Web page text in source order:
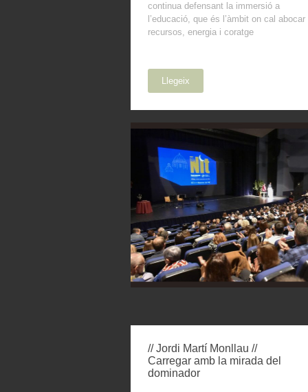
continua defensant la immersió a
l’educació, que és l’àmbit on cal abocar
recursos, energia i coratge
Llegeix
// Jordi Martí Monllau //
Carregar amb la mirada del
dominador